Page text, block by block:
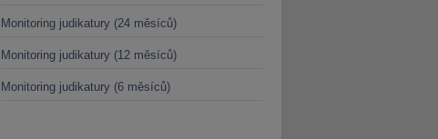
Monitoring judikatury (24 měsíců)
Monitoring judikatury (12 měsíců)
Monitoring judikatury (6 měsíců)